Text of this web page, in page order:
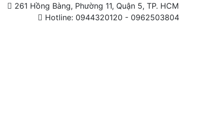
261 Hồng Bàng, Phường 11, Quận 5, TP. HCM
Hotline: 0944320120 - 0962503804